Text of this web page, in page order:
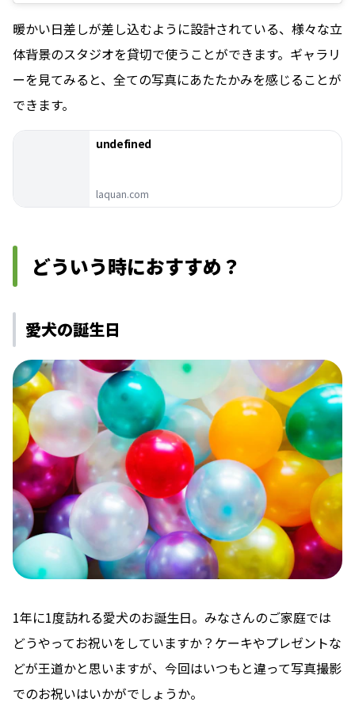
暖かい日差しが差し込むように設計されている、様々な立
体背景のスタジオを貸切で使うことができます。ギャラリ
ーを見てみると、全ての写真にあたたかみを感じることが
できます。
undefined
laquan.com
どういう時におすすめ？
愛犬の誕生日
1年に1度訪れる愛犬のお誕生日。みなさんのご家庭では
どうやってお祝いをしていますか？ケーキやプレゼントな
どが王道かと思いますが、今回はいつもと違って写真撮影
でのお祝いはいかがでしょうか。